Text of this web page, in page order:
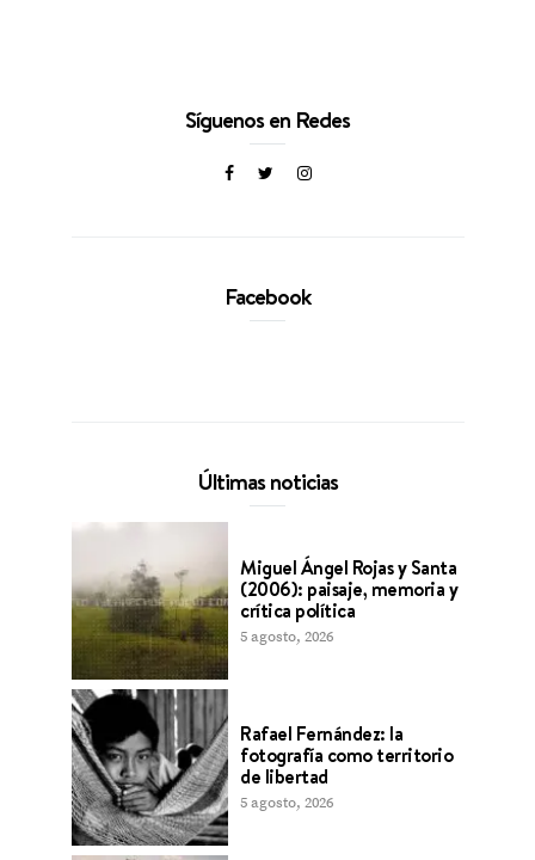
Síguenos en Redes
Facebook
Últimas noticias
Miguel Ángel Rojas y Santa
(2006): paisaje, memoria y
crítica política
5 agosto, 2026
Rafael Fernández: la
fotografía como territorio
de libertad
5 agosto, 2026